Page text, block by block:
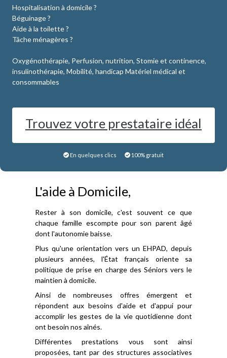
Hospitalisation à domicile ?
Béguinage ?
Aide à la toilette ?
Tâche ménagères ?
Oxygénothérapie, Perfusion, nutrition, Stomie et continence,
insulinothérapie, Mobilité, handicap Matériel médical et
consommables
Trouvez votre prestataire idéal
En quelques clics 100% gratuit
L'aide à Domicile,
Rester à son domicile, c'est souvent ce que
chaque famille escompte pour son parent âgé
dont l'autonomie baisse.
Plus qu'une orientation vers un EHPAD, depuis
plusieurs années, l'État français oriente sa
politique de prise en charge des Séniors vers le
maintien à domicile.
Ainsi de nombreuses offres émergent et
répondent aux besoins d'aide et d'appui pour
accomplir les gestes de la vie quotidienne dont
ont besoin nos aînés.
Différentes prestations vous sont ainsi
proposées, tant par des structures associatives